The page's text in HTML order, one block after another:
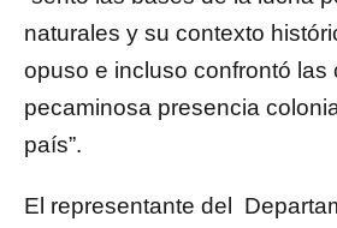
naturales y su contexto
opuso e incluso confrontó las
pecaminosa presencia
país”.
El representante del